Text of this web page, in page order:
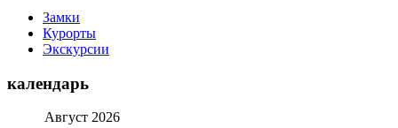
Замки
Курорты
Экскурсии
календарь
Август 2026